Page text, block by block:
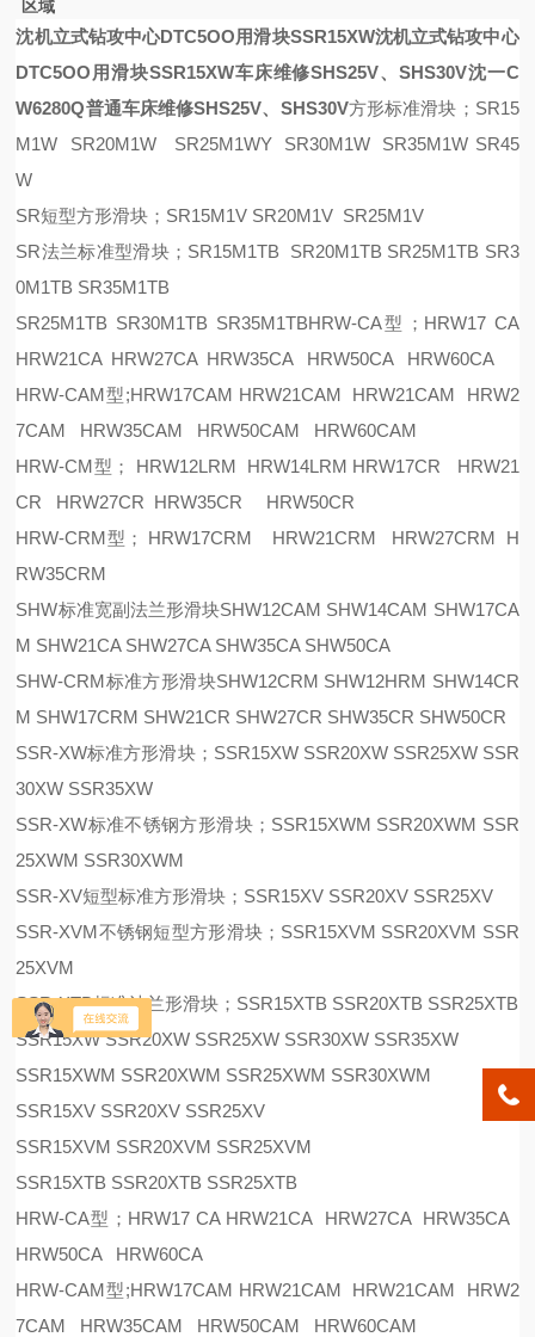
区域
沈机立式钻攻中心DTC5OO用滑块SSR15XW沈机立式钻攻中心
DTC5OO用滑块SSR15XW车床维修SHS25V、SHS30V沈一C
W6280Q普通车床维修SHS25V、SHS30V方形标准滑块；SR15
M1W SR20M1W SR25M1WY SR30M1W SR35M1W SR45
W
SR短型方形滑块；SR15M1V SR20M1V SR25M1V
SR法兰标准型滑块；SR15M1TB SR20M1TB SR25M1TB SR3
0M1TB SR35M1TB
SR25M1TB SR30M1TB SR35M1TBHRW-CA型；HRW17 CA
HRW21CA HRW27CA HRW35CA HRW50CA HRW60CA
HRW-CAM型;HRW17CAM HRW21CAM HRW21CAM HRW2
7CAM HRW35CAM HRW50CAM HRW60CAM
HRW-CM型； HRW12LRM HRW14LRM HRW17CR HRW21
CR HRW27CR HRW35CR HRW50CR
HRW-CRM型； HRW17CRM HRW21CRM HRW27CRM H
RW35CRM
SHW标准宽副法兰形滑块SHW12CAM SHW14CAM SHW17CA
M SHW21CA SHW27CA SHW35CA SHW50CA
SHW-CRM标准方形滑块SHW12CRM SHW12HRM SHW14CR
M SHW17CRM SHW21CR SHW27CR SHW35CR SHW50CR
SSR-XW标准方形滑块；SSR15XW SSR20XW SSR25XW SSR
30XW SSR35XW
SSR-XW标准不锈钢方形滑块；SSR15XWM SSR20XWM SSR
25XWM SSR30XWM
SSR-XV短型标准方形滑块；SSR15XV SSR20XV SSR25XV
SSR-XVM不锈钢短型方形滑块；SSR15XVM SSR20XVM SSR
25XVM
SSR-XTB标准法兰形滑块；SSR15XTB SSR20XTB SSR25XTB
SSR15XW SSR20XW SSR25XW SSR30XW SSR35XW
SSR15XWM SSR20XWM SSR25XWM SSR30XWM
SSR15XV SSR20XV SSR25XV
SSR15XVM SSR20XVM SSR25XVM
SSR15XTB SSR20XTB SSR25XTB
HRW-CA型；HRW17 CA HRW21CA HRW27CA HRW35CA
HRW50CA HRW60CA
HRW-CAM型;HRW17CAM HRW21CAM HRW21CAM HRW2
7CAM HRW35CAM HRW50CAM HRW60CAM